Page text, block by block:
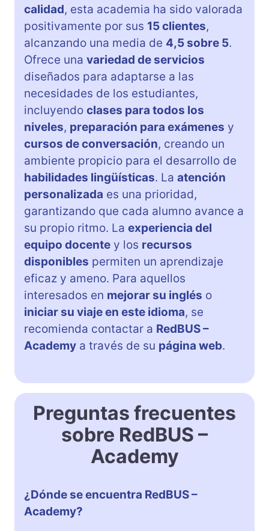
calidad, esta academia ha sido valorada
positivamente por sus 15 clientes,
alcanzando una media de 4,5 sobre 5.
Ofrece una variedad de servicios
diseñados para adaptarse a las
necesidades de los estudiantes,
incluyendo clases para todos los
niveles, preparación para exámenes y
cursos de conversación, creando un
ambiente propicio para el desarrollo de
habilidades lingüísticas. La atención
personalizada es una prioridad,
garantizando que cada alumno avance a
su propio ritmo. La experiencia del
equipo docente y los recursos
disponibles permiten un aprendizaje
eficaz y ameno. Para aquellos
interesados en mejorar su inglés o
iniciar su viaje en este idioma, se
recomienda contactar a RedBUS –
Academy a través de su página web.
Preguntas frecuentes
sobre RedBUS –
Academy
¿Dónde se encuentra RedBUS –
Academy?